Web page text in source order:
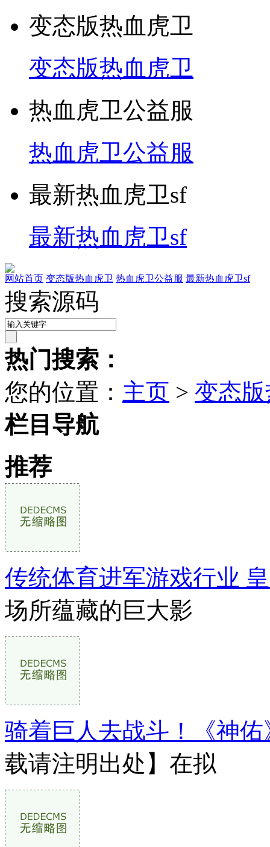
变态版热血虎卫
变态版热血虎卫
热血虎卫公益服
热血虎卫公益服
最新热血虎卫sf
最新热血虎卫sf
网站首页 变态版热血虎卫 热血虎卫公益服 最新热血虎卫sf
搜索源码
热门搜索：
您的位置： 主页 > 变态
栏目导航
推荐
传统体育进军游戏行业
场所蕴藏的巨大影
骑着巨人去战斗！《神
载请注明出处】在拟